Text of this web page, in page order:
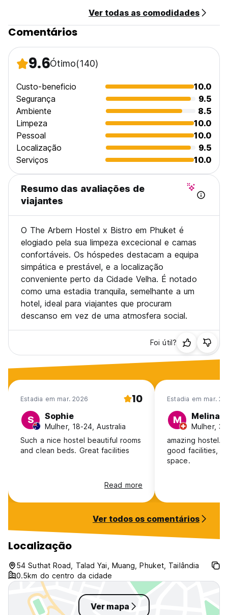
Ver todas as comodidades
Comentários
9.6Ótimo(140)
Custo-beneficio
10.0
Segurança
9.5
Ambiente
8.5
Limpeza
10.0
Pessoal
10.0
Localização
9.5
Serviços
10.0
Resumo das avaliações de
viajantes
O The Arbern Hostel x Bistro em Phuket é
elogiado pela sua limpeza excecional e camas
confortáveis. Os hóspedes destacam a equipa
simpática e prestável, e a localização
conveniente perto da Cidade Velha. É notado
como uma estadia tranquila, semelhante a um
hotel, ideal para viajantes que procuram
descanso em vez de uma atmosfera social.
Foi útil?
Estadia em mar. 2026 10
S Sophie
Mulher, 18-24, Australia
Such a nice hostel beautiful rooms
and clean beds. Great facilities
Read more
Estadia em mar.
M Melina
Mulher,
amazing hostel.
good facilities,
space.
Ver todos os comentários
Localização
54 Suthat Road, Talad Yai, Muang, Phuket, Tailândia
0.5km do centro da cidade
Ver mapa